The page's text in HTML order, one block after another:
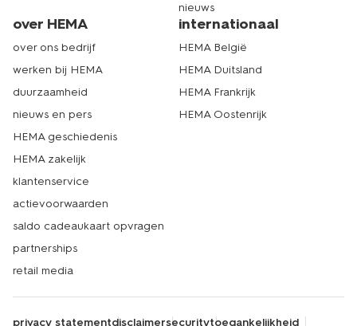
nieuws
over HEMA
over ons bedrijf
werken bij HEMA
duurzaamheid
nieuws en pers
HEMA geschiedenis
HEMA zakelijk
klantenservice
actievoorwaarden
saldo cadeaukaart opvragen
partnerships
retail media
internationaal
HEMA België
HEMA Duitsland
HEMA Frankrijk
HEMA Oostenrijk
privacy statementdisclaimersecuritytoegankelijkheid